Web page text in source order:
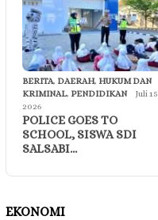
BERITA, DAERAH, HUKUM DAN
KRIMINAL, PENDIDIKAN
Juli
2026
POLICE GOES TO
SCHOOL, SISWA SDI
SALSABI…
EKONOMI